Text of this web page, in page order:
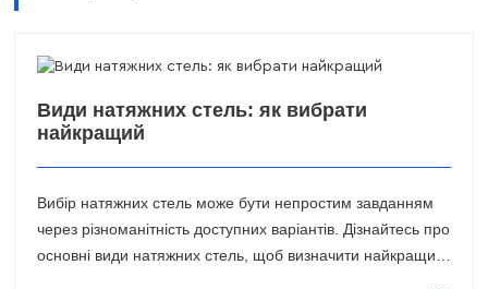
Види натяжних стель: як вибрати
найкращий
Вибір натяжних стель може бути непростим завданням
через різноманітність доступних варіантів. Дізнайтесь про
основні види натяжних стель, щоб визначити найкращий